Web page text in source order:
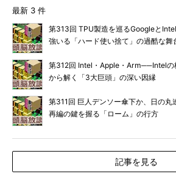
最新 3 件
第313回 TPU製造を巡るGoogleと
強いる「ハード使い捨て」の過酷な舞
第312回 Intel・Apple・Arm──Intelの
から解く「3大巨頭」の深い因縁
第311回 巨人デンソー傘下か、日の丸
再編の鍵を握る「ローム」の行方
記事を見る